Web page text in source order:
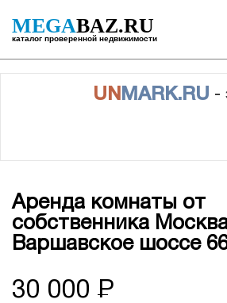
MEGABAZ.RU
каталог проверенной недвижимости
UN MARK.RU -
Аренда комнаты от
собственника
Варшавское шоссе
30 000 Р